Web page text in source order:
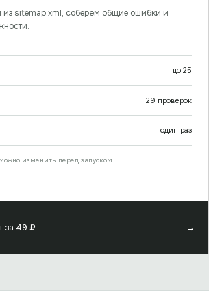
sitemap.xml, соберём общие ошибки и
до 25
29 проверок
один раз
можно изменить перед запуском
за 49 ₽ →